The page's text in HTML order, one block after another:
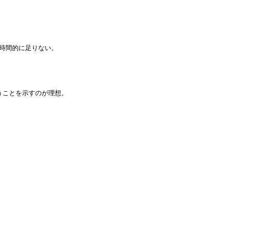
的に足りない。
とを示すのが理想。